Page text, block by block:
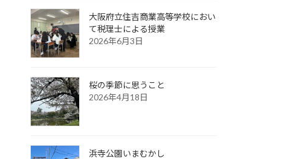
大阪府立住吉商業高等学校におい
て税理士による授業
2026年6月3日
桜の季節に思うこと
2026年4月18日
浜寺公園いまむかし